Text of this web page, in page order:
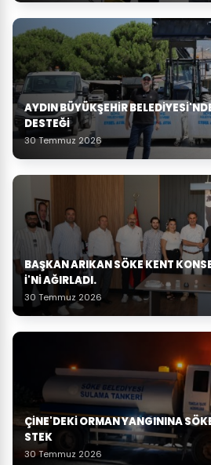
AYDIN BÜYÜKŞEHIR
DESTEĞI
30 Temmuz 2026
BAŞKAN ARIKAN SÖKE KENT
I'NI AĞIRLADI.
30 Temmuz 2026
ÇINE'DEKI ORMAN YANGININA
STEK
30 Temmuz 2026